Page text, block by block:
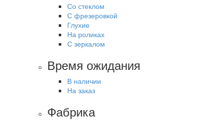
Со стеклом
С фрезеровкой
Глухие
На роликах
С зеркалом
Время ожидания
В наличии
На заказ
Фабрика